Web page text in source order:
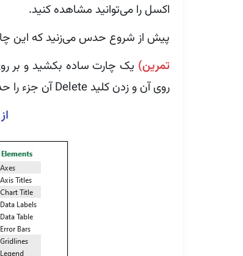
اکسل را می‌توانید مشاهده کنید.
پیش از شروع حدس می‌زنید که این
تمرین) یک چارت ساده بکشید و بر
روی آن و زدن کلید Delete آن جزء را حذف کنید.